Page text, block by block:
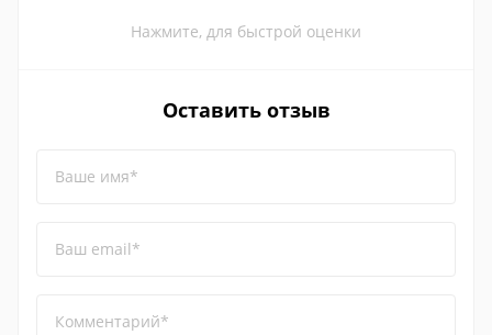
Нажмите, для быстрой оценки
Оставить отзыв
Ваше имя*
Ваш email*
Комментарий*